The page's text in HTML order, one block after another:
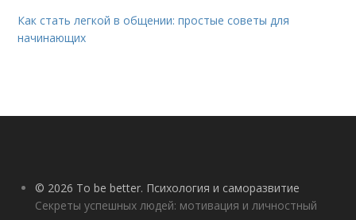
Как стать легкой в общении: простые советы для
начинающих
© 2026 To be better. Психология и саморазвитие
Секреты успешных людей: мотивация и личностный